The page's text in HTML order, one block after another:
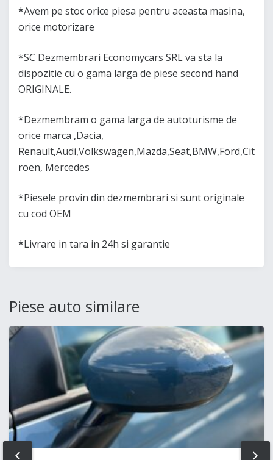
*Avem pe stoc orice piesa pentru aceasta masina,
orice motorizare
*SC Dezmembrari Economycars SRL va sta la
dispozitie cu o gama larga de piese second hand
ORIGINALE.
*Dezmembram o gama larga de autoturisme de
orice marca ,Dacia,
Renault,Audi,Volkswagen,Mazda,Seat,BMW,Ford,Cit
roen, Mercedes
*Piesele provin din dezmembrari si sunt originale
cu cod OEM
*Livrare in tara in 24h si garantie
Piese auto similare